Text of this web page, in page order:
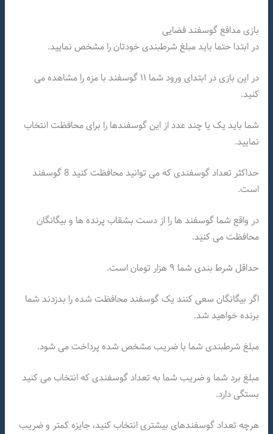
بازی مدافع گوسفند فضایی
در ابتدا حتما باید مبلغ شرطبندی خودتان را مشخص نمایید.
در این بازی در ابتدای ورود شما ۱۱ گوسفند با مزه را مشاهده می
کنید.
شما باید یک یا چند عدد از این گوسفندها را برای محافظت انتخاب
نمایید.
حداکثر تعداد گوسفندی که می توانید محافظت کنید 8 گوسفند
است.
در واقع شما گوسفند ها را از دست بشقاب پرنده ها و بیگانگان
محافظت می کنید.
حداقل شرط بندی شما ۹ هزار تومان است.
اگر بیگانگان سعی کنند یک گوسفند محافظت شده را بدزدند شما
برنده خواهید شد.
مبلغ شرطبندی شما با ضریب مشخص شده پرداخت می شود.
مبلغ برد شما و ضریب شما به تعداد گوسفندی که انتخاب می کنید
بستگی دارد.
هرچه تعداد گوسفندهای بیشتری انتخاب کنید، جایزه کمتر و ضریب